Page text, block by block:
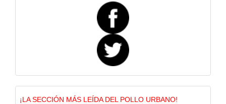
¡LA SECCIÓN MÁS LEÍDA DEL POLLO URBANO!